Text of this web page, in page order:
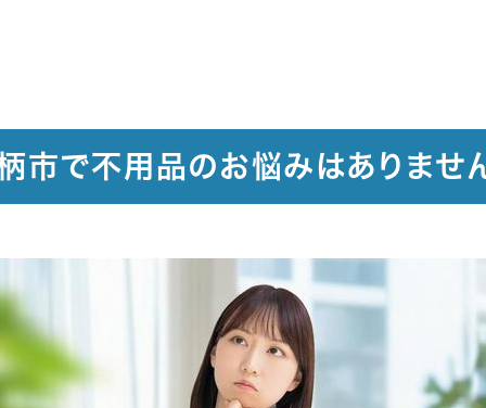
市で不用品のお悩みはありませ